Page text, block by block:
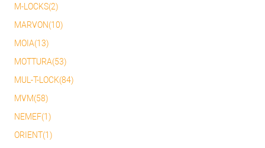
M-LOCKS(2)
MARVON(10)
MOIA(13)
MOTTURA(53)
MUL-T-LOCK(84)
MVM(58)
NEMEF(1)
ORIENT(1)